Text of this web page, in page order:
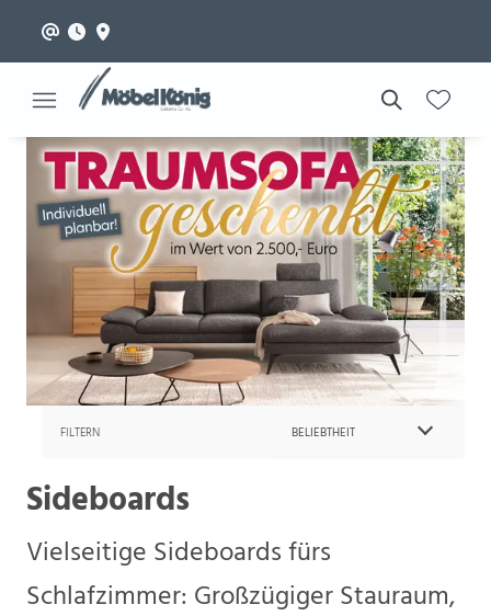
FILTERN BELIEBTHEIT
Sideboards
Vielseitige Sideboards fürs
Schlafzimmer: Großzügiger Stauraum,